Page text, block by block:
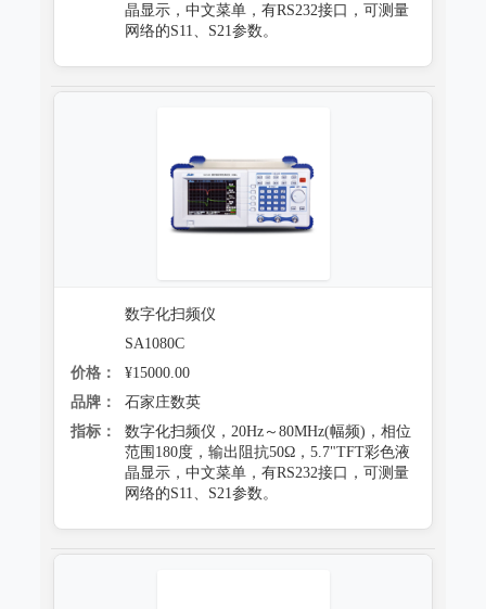
晶显示，中文菜单，有RS232接口，可测量
网络的S11、S21参数。
数字化扫频仪
SA1080C
价格：
¥15000.00
品牌：
石家庄数英
指标：
数字化扫频仪，20Hz～80MHz(幅频)，相位
范围180度，输出阻抗50Ω，5.7"TFT彩色液
晶显示，中文菜单，有RS232接口，可测量
网络的S11、S21参数。